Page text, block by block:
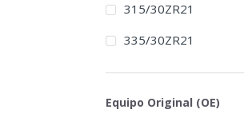
315/30ZR21
335/30ZR21
Equipo Original (OE)